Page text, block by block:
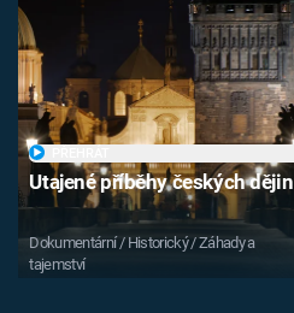
Utajené příběhy českých dějin
Dokumentární / Historický / Záhady a
tajemství